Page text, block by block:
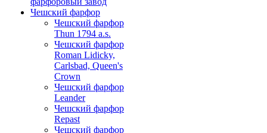
Чешский фарфор
Чешский фарфор
Thun 1794 a.s.
Чешский фарфор
Roman Lidicky,
Carlsbad, Queen's
Crown
Чешский фарфор
Leander
Чешский фарфор
Repast
Чешский фарфор